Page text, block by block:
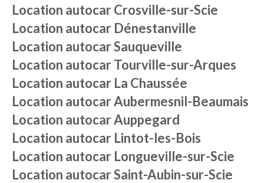
Location autocarCrosville-sur-Scie
Location autocar Dénestanville
Location autocarSauqueville
Location autocarTourville-sur-Arques
Location autocar La Chaussée
Location autocarAubermesnil-Beaumais
Location autocarAuppegard
Location autocar Lintot-les-Bois
Location autocar Longueville-sur-Scie
Location autocarSaint-Aubin-sur-Scie